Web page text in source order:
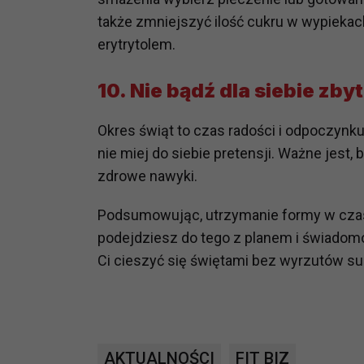
także zmniejszyć ilość cukru w
erytrytolem.
10. Nie bądź dla siebie
Okres świąt to czas radości i
nie miej do siebie pretensji. Ważne jest,
zdrowe nawyki.
Podsumowując, utrzymanie formy w
podejdziesz do tego z planem i
Ci cieszyć się świętami bez wyrzutów
AKTUALNOŚCI FIT BIZ
potrzebom
Komu możemy przekazać dane?
np. agencjom marketingowym,
prawną. Pragniemy też
Zaufanych parterów.
Jakie masz prawa w stosunku
Masz między innymi prawo do
także wycofać zgodę na
szczegółowo tutaj.